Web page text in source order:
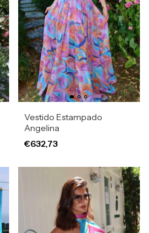
Vestido Estampado
Angelina
€632,73